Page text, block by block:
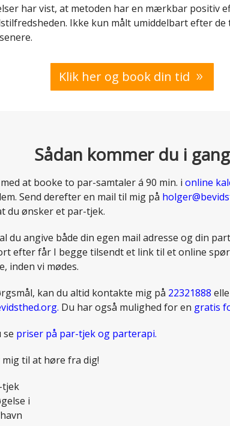
har vist, at metoden har en mærkbar positiv
Ikke kun målt umiddelbart efter de
Klik her og book din tid
Sådan kommer du i gang
at booke to par-samtaler á 90 min. ionline
Send derefter en mail til mig på
du ønsker et par-tjek.
du angive både din egen mail adresse og din
efter får I begge tilsendt et link til et online
inden vi mødes.
kan du altid kontakte mig på 22321888
Du har også mulighed for en gratis
se priser på par-tjek og parterapi.
til at høre fra dig!